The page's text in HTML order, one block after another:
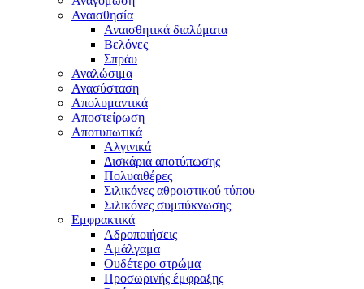
Αναισθησία
Αναισθητικά διαλύματα
Βελόνες
Σπράυ
Αναλώσιμα
Ανασύσταση
Απολυμαντικά
Αποστείρωση
Αποτυπωτικά
Αλγινικά
Δισκάρια αποτύπωσης
Πολυαιθέρες
Σιλικόνες αθροιστικού τύπου
Σιλικόνες συμπύκνωσης
Εμφρακτικά
Αδροποιήσεις
Αμάλγαμα
Ουδέτερο στρώμα
Προσωρινής έμφραξης